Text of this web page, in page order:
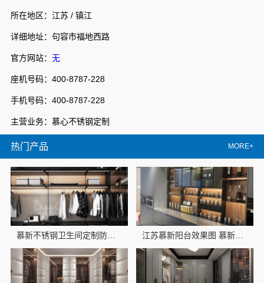
所在地区：江苏 / 镇江
详细地址：句容市福地西路
官方网站： 无
座机号码：400-8787-228
手机号码：400-8787-228
主营业务：慕心不锈钢定制
热门产品 MORE+
慕新不锈钢卫生间定制防潮防火方案